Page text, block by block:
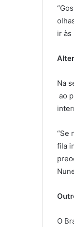
ir às
Na
ao
“Se
fila
O